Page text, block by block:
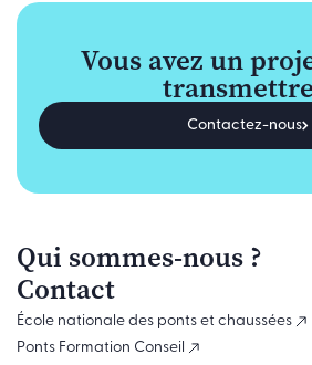
du forage et des fondations spéciales.
formations : Nouveautés et Best, ainsi
que nous avons édités sur ces
intemporels de François … Continued
Vous avez un
Contactez-nous
Qui sommes-nous ?
Contact
École nationale des ponts et chaussées
Ponts Formation Conseil